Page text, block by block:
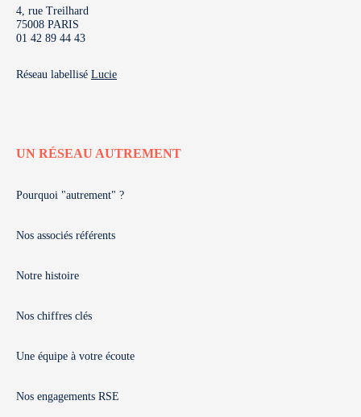
4, rue Treilhard
75008 PARIS
01 42 89 44 43
Réseau labellisé Lucie
UN RÉSEAU AUTREMENT
Pourquoi "autrement" ?
Nos associés référents
Notre histoire
Nos chiffres clés
Une équipe à votre écoute
Nos engagements RSE